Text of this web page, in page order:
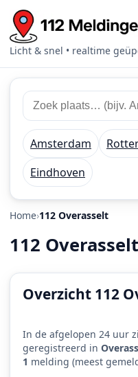
Licht & snel • realtime
Zoek
112
meldingen
Zoek
plaats
of
regio
Amsterdam
Eindhoven
Home 112 Overasselt
112 Overasselt
Overzicht 112
In de afgelopen 24 uur
geregistreerd in
1 melding (meest